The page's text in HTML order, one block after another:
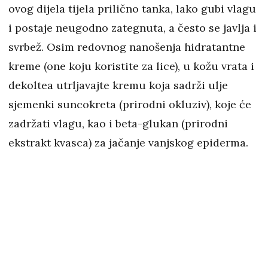
ovog dijela tijela prilično tanka, lako gubi vlagu
i postaje neugodno zategnuta, a često se javlja i
svrbež. Osim redovnog nanošenja hidratantne
kreme (one koju koristite za lice), u kožu vrata i
dekoltea utrljavajte kremu koja sadrži ulje
sjemenki suncokreta (prirodni okluziv), koje će
zadržati vlagu, kao i beta-glukan (prirodni
ekstrakt kvasca) za jačanje vanjskog epiderma.